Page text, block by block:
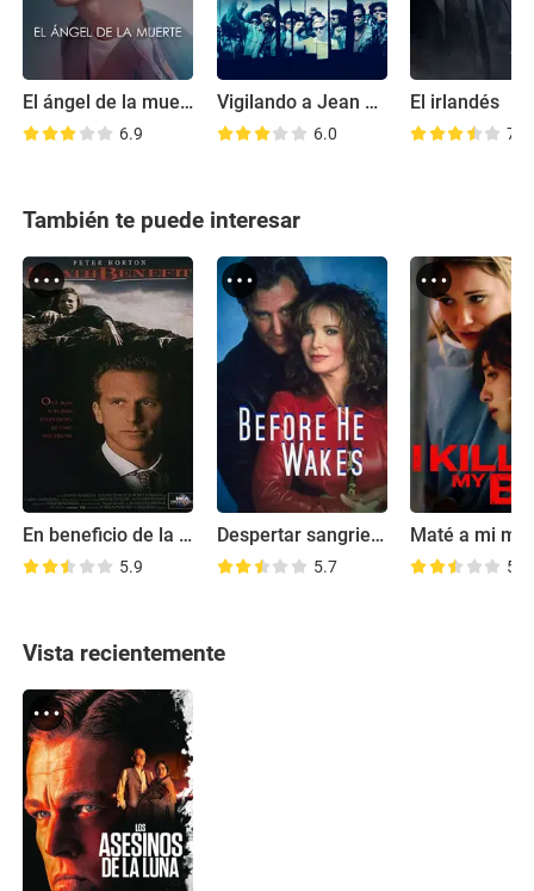
El ángel de la muerte
6.9
Vigilando a Jean Seberg
6.0
El irlandés
7.8
También te puede interesar
En beneficio de la muerte
5.9
Despertar sangriento
5.7 5.4
Vista recientemente